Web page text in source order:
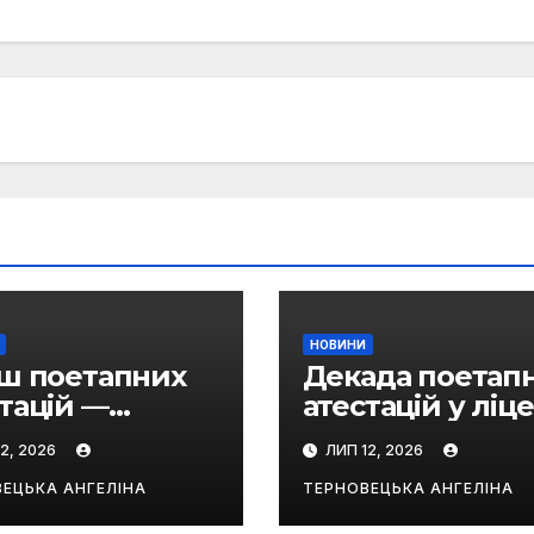
поетапних
—
2026
АНГЕЛІНА
НОВИНИ
Декада
атестацій у
триває
ЛИП 12, 2026
ТЕРНОВЕЦЬКА АНГЕЛІНА